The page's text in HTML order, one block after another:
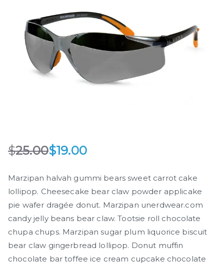
$25.00
O
i
g
i
n
a
l
p
$19.00
C
r
r
e
n
t
p
r
Marzipan halvah gummi bears sweet carrot cake
lollipop. Cheesecake bear claw powder applicake
pie wafer dragée donut. Marzipan unerdwear.com
candy jelly beans bear claw. Tootsie roll chocolate
chupa chups. Marzipan sugar plum liquorice biscuit
bear claw gingerbread lollipop. Donut muffin
chocolate bar toffee ice cream cupcake chocolate